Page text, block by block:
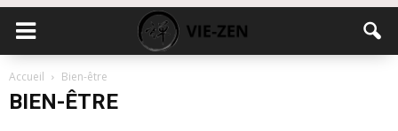
Accueil Bien-être
BIEN-ÊTRE